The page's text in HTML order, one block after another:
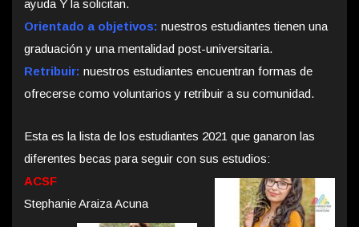
ayuda Y la solicitan.
Orientado a objetivos: nuestros estudiantes tienen una
graduación y una mentalidad post-universitaria.
Retribuir: nuestros estudiantes encuentran formas de
ofrecerse como voluntarios y retribuir a su comunidad.
Esta es la lista de los estudiantes 2021 que ganaron las
diferentes becas para seguir con sus estudios:
ACSF
Stephanie Araiza Acuna